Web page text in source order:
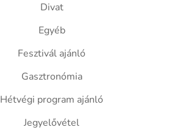
Divat
Egyéb
Fesztivál ajánló
Gasztronómia
Hétvégi program ajánló
Jegyelővétel